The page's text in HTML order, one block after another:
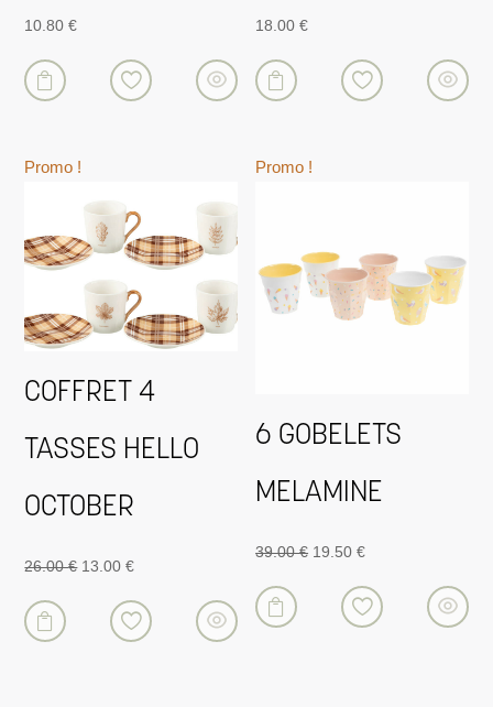
10.80€

18.00€

Promo !
COFFRET 4
TASSES HELLO
OCTOBER
26.00€ Le
initial
13.00€Le
actuel

Promo !
6 GOBELETS
MELAMINE
39.00€ Le
initial
19.50€Le
actuel
